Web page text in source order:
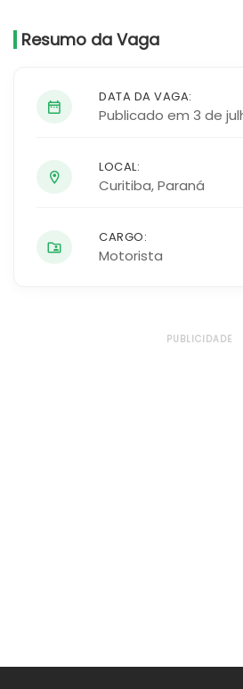
Resumo da Vaga
DATA DA VAGA:
Publicado em 3 de
LOCAL:
Curitiba,Paraná
CARGO:
Motorista
PUBLICIDADE